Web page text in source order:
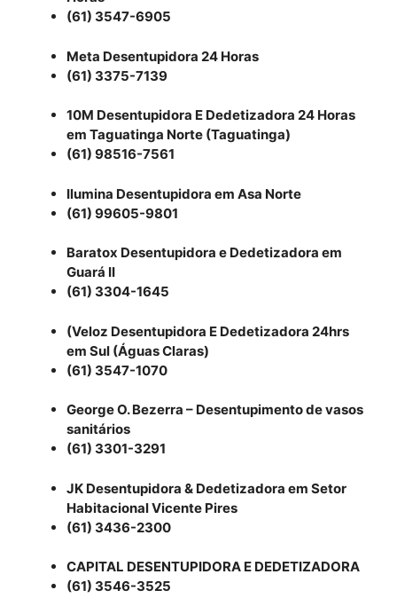
(61) 3547-6905
Meta Desentupidora 24 Horas
(61) 3375-7139
10M Desentupidora E Dedetizadora 24 Horas
em Taguatinga Norte (Taguatinga)
(61) 98516-7561
Ilumina Desentupidora em Asa Norte
(61) 99605-9801
Baratox Desentupidora e Dedetizadora em
Guará II
(61) 3304-1645
(Veloz Desentupidora E Dedetizadora 24hrs
em Sul (Águas Claras)
(61) 3547-1070
George O. Bezerra – Desentupimento de vasos
sanitários
(61) 3301-3291
JK Desentupidora & Dedetizadora em Setor
Habitacional Vicente Pires
(61) 3436-2300
CAPITAL DESENTUPIDORA E DEDETIZADORA
(61) 3546-3525